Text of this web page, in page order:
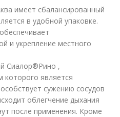
имеет сбалансированный
в удобной упаковке.
и укрепление местного
Сиалор®Рино ,
является
сужению сосудов
облегчение дыхания
после применения. Кроме